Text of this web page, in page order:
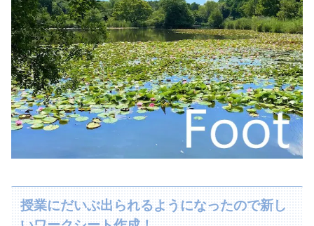
授業にだいぶ出られるようになったので新し